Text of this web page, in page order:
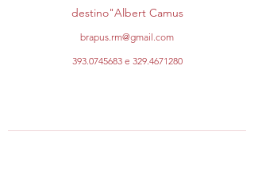
destino"Albert Camus
brapus.rm@gmail.com
393.0745683e 329.4671280